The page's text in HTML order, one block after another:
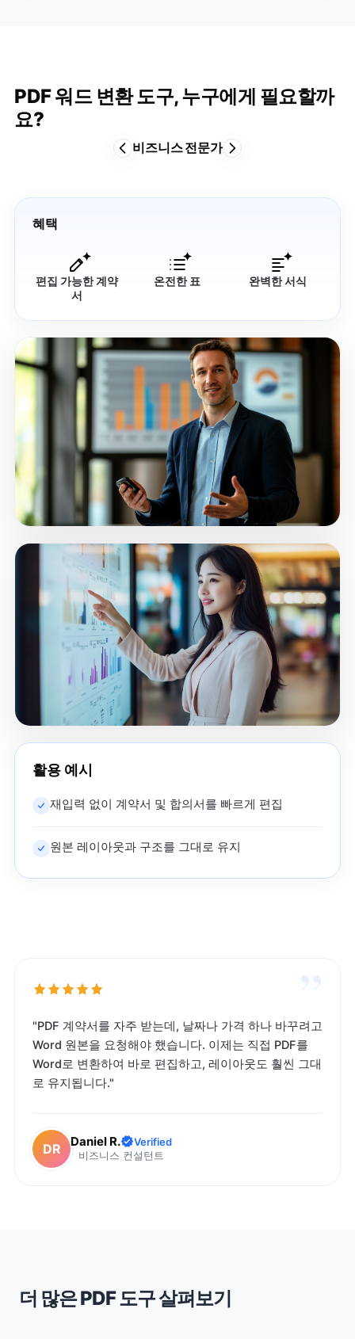
PDF 워드 변환 도구, 누구에게 필요할까
요?
비즈니스 전문가
혜택
편집 가능한 계약
서
온전한 표 완벽한 서식
활용 예시
재입력 없이 계약서 및 합의서를 빠르게 편집
원본 레이아웃과 구조를 그대로 유지
"PDF 계약서를 자주 받는데, 날짜나 가격 하나 바꾸려고
Word 원본을 요청해야 했습니다. 이제는 직접 PDF를
Word로 변환하여 바로 편집하고, 레이아웃도 훨씬 그대
로 유지됩니다."
DR Daniel R.
Verified
비즈니스 컨설턴트
더 많은 PDF 도구 살펴보기